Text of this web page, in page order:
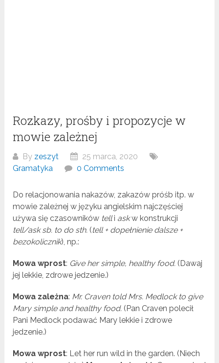
Rozkazy, prośby i propozycje w
mowie zależnej
By zeszyt
25 marca, 2020
Gramatyka
0 Comments
Do relacjonowania nakazów, zakazów próśb itp. w
mowie zależnej w języku angielskim najczęściej
używa się czasowników telli askw konstrukcji
tell/ask sb. to do sth. (tell + dopełnienie dalsze +
bezokolicznik), np.:
Mowa wprost: Give her simple, healthy food. (Dawaj
jej lekkie, zdrowe jedzenie.)
Mowa zależna: Mr. Craven told Mrs. Medlock to give
Mary simple and healthy food. (Pan Craven polecił
Pani Medlock podawać Mary lekkie i zdrowe
jedzenie.)
Mowa wprost: Let her run wild in the garden. (Niech